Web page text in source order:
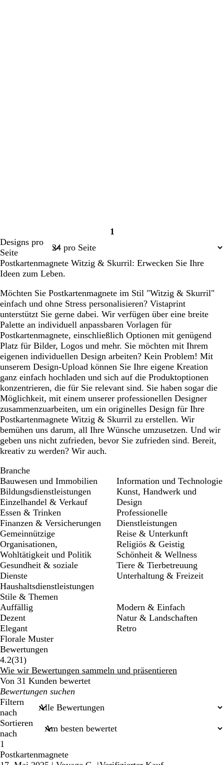
Seite
1
Designs pro
Seite
Postkartenmagnete Witzig & Skurril: Erwecken Sie Ihre
Ideen zum Leben.
Möchten Sie Postkartenmagnete im Stil "Witzig & Skurril"
einfach und ohne Stress personalisieren? Vistaprint
unterstützt Sie gerne dabei. Wir verfügen über eine breite
Palette an individuell anpassbaren Vorlagen für
Postkartenmagnete, einschließlich Optionen mit genügend
Platz für Bilder, Logos und mehr. Sie möchten mit Ihrem
eigenen individuellen Design arbeiten? Kein Problem! Mit
unserem Design-Upload können Sie Ihre eigene Kreation
ganz einfach hochladen und sich auf die Produktoptionen
konzentrieren, die für Sie relevant sind. Sie haben sogar die
Möglichkeit, mit einem unserer professionellen Designer
zusammenzuarbeiten, um ein originelles Design für Ihre
Postkartenmagnete Witzig & Skurril zu erstellen. Wir
bemühen uns darum, all Ihre Wünsche umzusetzen. Und wir
geben uns nicht zufrieden, bevor Sie zufrieden sind. Bereit,
kreativ zu werden? Wir auch.
Branche
Bauwesen und Immobilien
Bildungsdienstleistungen
Einzelhandel & Verkauf
Essen & Trinken
Finanzen & Versicherungen
Gemeinnützige
Organisationen,
Wohltätigkeit und Politik
Gesundheit & soziale
Dienste
Haushaltsdienstleistungen
Information und Technologie
Kunst, Handwerk und
Design
Professionelle
Dienstleistungen
Reise & Unterkunft
Religiös & Geistig
Schönheit & Wellness
Tiere & Tierbetreuung
Unterhaltung & Freizeit
Stile & Themen
Auffällig
Dezent
Elegant
Florale Muster
Modern & Einfach
Natur & Landschaften
Retro
Bewertungen
4.2(3131
Bewertungen
)
Wie wir Bewertungen sammeln und präsentieren
Von 31 Kunden bewertet
Meine
Sucheingaben
Filtern
nach
Sortieren
nach
1
Postkartenmagnete